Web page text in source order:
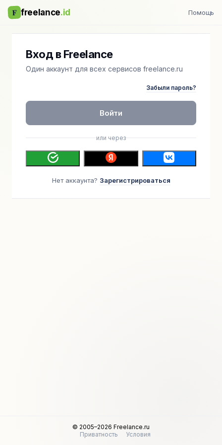
F freelance.id Помощь
Вход в Freelance
Один аккаунт для всех сервисов freelance.ru
Забыли пароль?
Войти
или через
Нет аккаунта? Зарегистрироваться
© 2005–2026 Freelance.ru
Приватность
Условия